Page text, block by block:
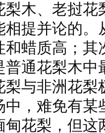
木、老挝花
提并论的。
和蜡质高；
通花梨木中
与非洲花梨
，难免有某
花梨，但这